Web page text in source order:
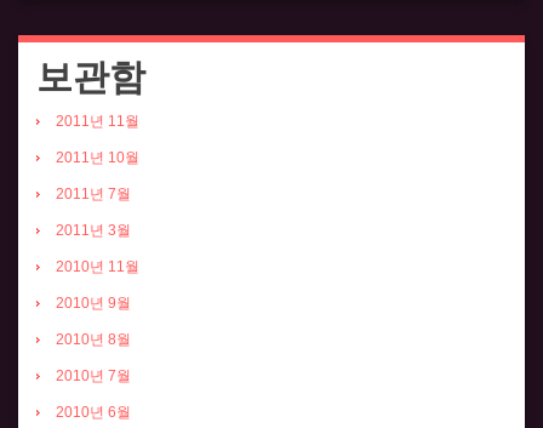
보관함
2011년 11월
2011년 10월
2011년 7월
2011년 3월
2010년 11월
2010년 9월
2010년 8월
2010년 7월
2010년 6월